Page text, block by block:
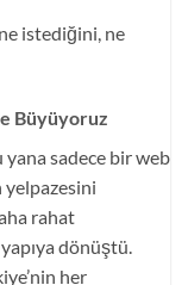
istediğini, ne
Büyüyoruz
sadece bir web
yelpazesini
rahat
dönüştü.
her